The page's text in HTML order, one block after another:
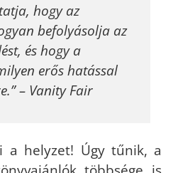
hogy az
befolyásolja az
és hogy a
erős hatással
– Vanity Fair
a helyzet! Úgy tűnik, a